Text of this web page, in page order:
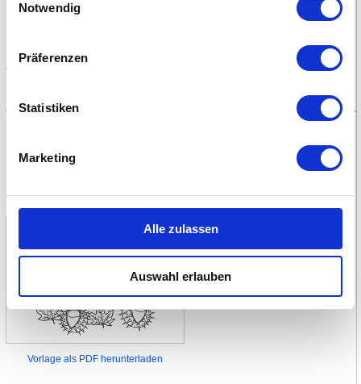
Notwendig
Präferenzen
Statistiken
Marketing
Alle zulassen
Auswahl erlauben
Vorlage als PDF herunterladen
Herbsttitelblatt
Vorlage als PDF herunterladen